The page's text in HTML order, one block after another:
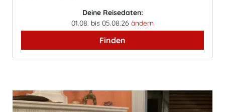
Deine Reisedaten:
01.08. bis 05.08.26 ändern
Finden